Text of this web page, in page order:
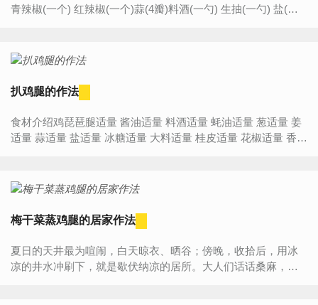
青辣椒(一个) 红辣椒(一个)蒜(4瓣)料酒(一勺) 生抽(一勺) 盐(适
扒鸡腿的作法
食材介绍鸡琵琶腿适量 酱油适量 料酒适量 蚝油适量 葱适量 姜
适量 蒜适量 盐适量 冰糖适量 大料适量 桂皮适量 花椒适量 香叶
梅干菜蒸鸡腿的居家作法
夏日的天井最为喧闹，白天晾衣、晒谷；傍晚，收拾后，用冰
凉的井水冲刷下，就是歇伏纳凉的居所。大人们话话桑麻，道